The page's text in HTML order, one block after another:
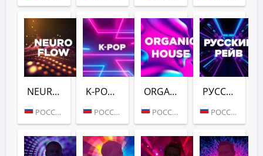
NEURO FLOW (DFM)
РОССИЯ (МОСКВА)
K-POP (DFM)
РОССИЯ (МОСКВА)
ORGANIC HOUSE (DFM)
РОССИЯ (МОСКВА)
РУССКИЙ РЕЙВ (DFM)
РОССИЯ (МОСКВА)